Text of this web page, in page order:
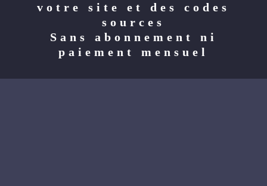
votre site et des codes
sources
Sans abonnement ni
paiement mensuel